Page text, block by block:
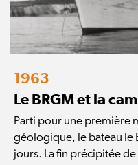
1963
Le BRGM et la
Parti pour une première
géologique, le bateau le
jours. La fin précipitée